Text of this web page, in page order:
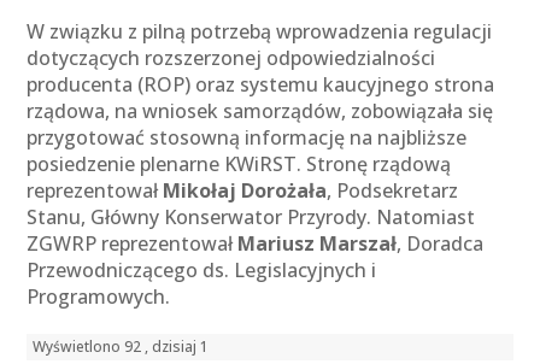
W związku z pilną potrzebą wprowadzenia regulacji
dotyczących rozszerzonej odpowiedzialności
producenta (ROP) oraz systemu kaucyjnego strona
rządowa, na wniosek samorządów, zobowiązała się
przygotować stosowną informację na najbliższe
posiedzenie plenarne KWiRST. Stronę rządową
reprezentowałMikołaj Dorożała, Podsekretarz
Stanu, Główny Konserwator Przyrody. Natomiast
ZGWRP reprezentowałMariusz Marszał, Doradca
Przewodniczącego ds. Legislacyjnych i
Programowych.
Wyświetlono 92 , dzisiaj 1